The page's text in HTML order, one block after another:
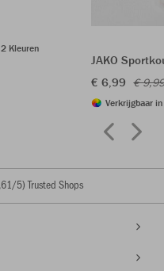
2 Kleuren
JAKO
€ 6,99 €
Verkrijgbaar
/5) Trusted Shops